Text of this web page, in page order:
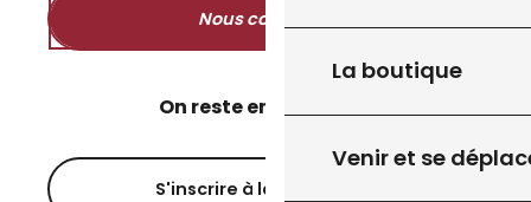
La boutique
Venir et se
Nous contacter
On reste en contact ?
S'inscrire à la newsletter